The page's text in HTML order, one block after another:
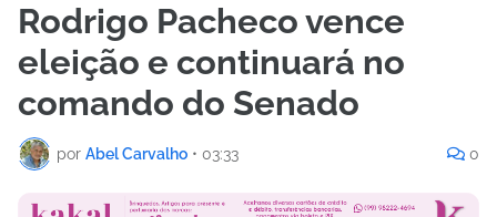
Rodrigo Pacheco vence
eleição e continuará no
comando do Senado
por Abel Carvalho • 03:33 0